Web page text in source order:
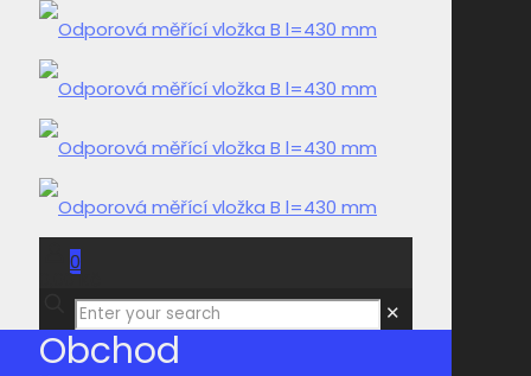
0
0,00 Kč
✕
Obchod